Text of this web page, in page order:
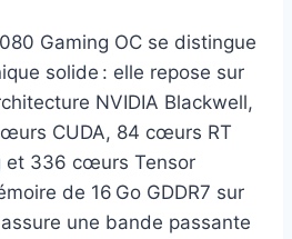
Gaming OC se distingue
solide : elle repose sur
NVIDIA Blackwell,
CUDA, 84 cœurs RT
et 336 cœurs Tensor
de 16 Go GDDR7 sur
une bande passante